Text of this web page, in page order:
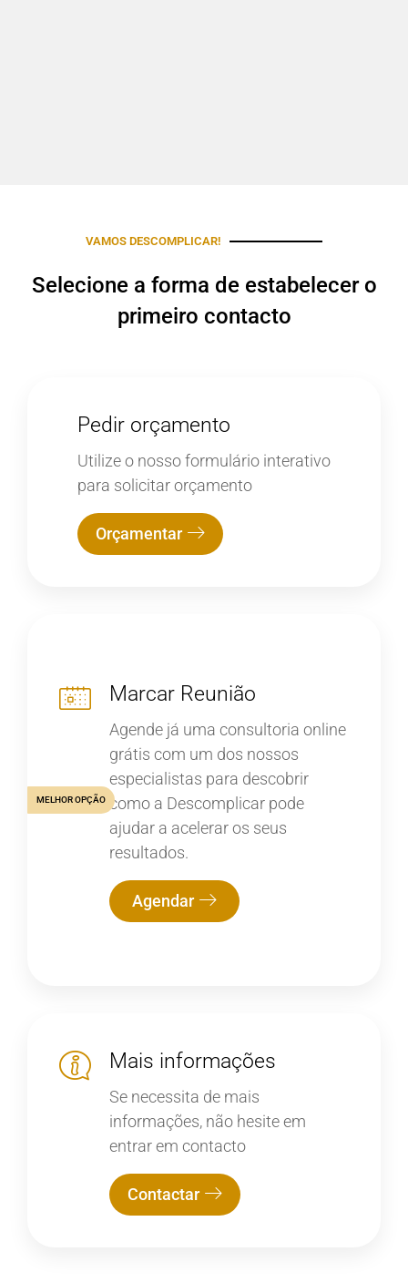
VAMOS DESCOMPLICAR!
Selecione a forma de estabelecer o
primeiro contacto
Pedir orçamento
Utilize o nosso formulário interativo
para solicitar orçamento
Orçamentar
Marcar Reunião
Agende já uma consultoria online
grátis com um dos nossos
especialistas para descobrir
como a Descomplicar pode
ajudar a acelerar os seus
resultados.
Agendar
MELHOR OPÇÃO
Mais informações
Se necessita de mais
informações, não hesite em
entrar em contacto
Contactar